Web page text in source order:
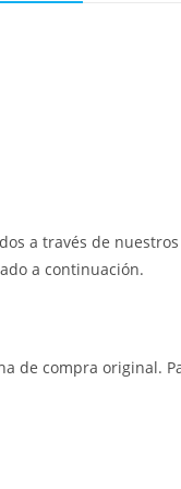
a través de
a continuación.
de compra original.